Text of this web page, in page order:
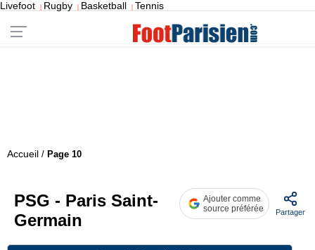
Livefoot | Rugby | Basketball | Tennis
Accueil / Page 10
PSG - Paris Saint-
Germain
Ajouter comme
source préférée
Partager